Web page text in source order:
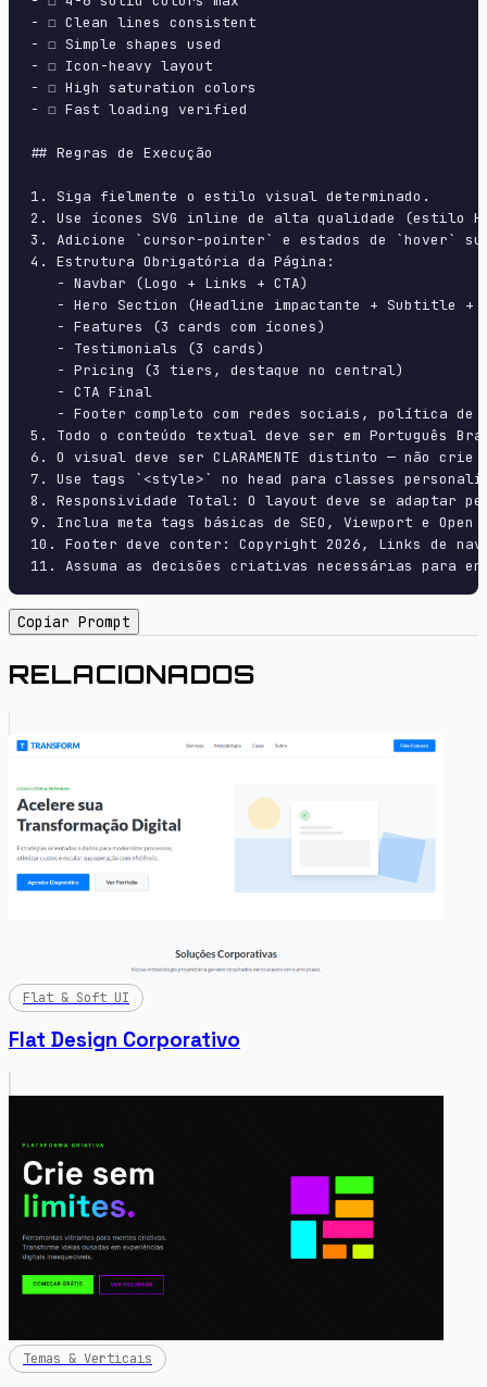
- ☐ Clean lines consistent
- ☐ Simple shapes used
- ☐ Icon-heavy layout
- ☐ High saturation colors
- ☐ Fast loading verified
## Regras de Execução
1. Siga fielmente o estilo visual determinado.
2. Use ícones SVG inline de alta qualidade (estilo
3. Adicione `cursor-pointer` e estados de `hover`
4. Estrutura Obrigatória da Página:
   - Navbar (Logo + Links + CTA)
- Hero Section (Headline impactante + Subtitle +
   - Features (3 cards com ícones)
   - Testimonials (3 cards)
   - Pricing (3 tiers, destaque no central)
   - CTA Final
- Footer completo com redes sociais, política
5. Todo o conteúdo textual deve ser em Português
6. O visual deve ser CLARAMENTE distinto — não
7. Use tags `<style>` no head para classes
8. Responsividade Total: O layout deve se adaptar
9. Inclua meta tags básicas de SEO, Viewport e Open
10. Footer deve conter: Copyright 2026, Links de
11. Assuma as decisões criativas necessárias para
Copiar Prompt
RELACIONADOS
Flat & Soft UI
Flat Design Corporativo
Temas & Verticais